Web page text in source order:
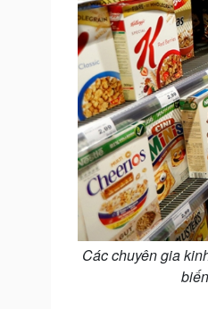
Các chuyên gia